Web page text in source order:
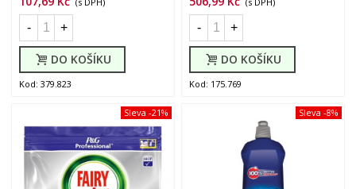
- +
DO KOŠÍKU
Kod: 379.823
- +
DO KOŠÍKU
Kod: 175.769
Sleva -21% Sleva -8%